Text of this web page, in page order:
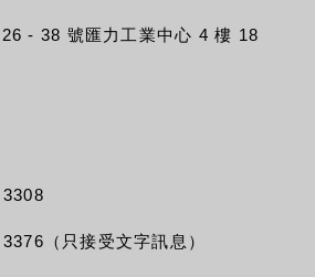
- 38 號匯力工業中心 4 樓 18
（只接受文字訊息）